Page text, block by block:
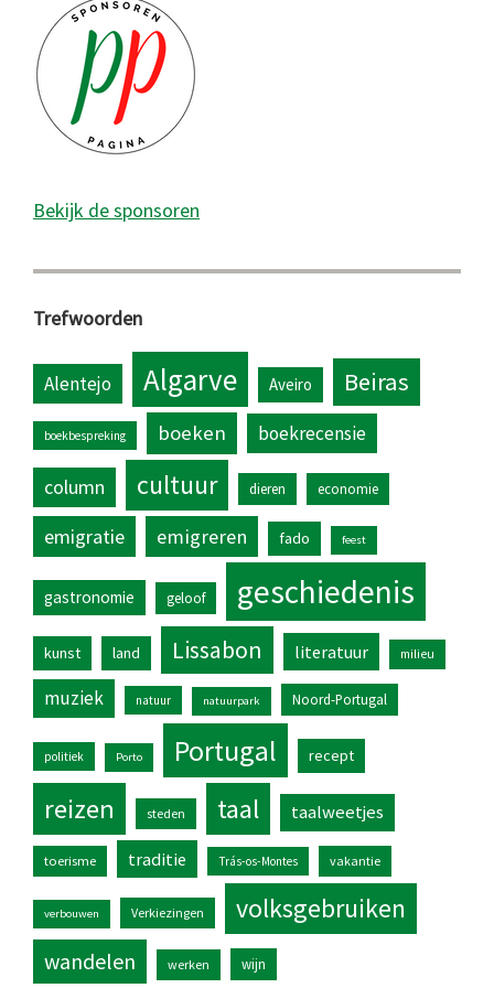
Bekijk de sponsoren
Trefwoorden
Alentejo Algarve Aveiro Beiras
boekbespreking boeken boekrecensie
column cultuur dieren economie
emigratie emigreren fado feest
gastronomie geloof geschiedenis
kunst land Lissabon literatuur milieu
muziek natuur natuurpark Noord-Portugal
politiek Porto Portugal recept
reizen steden taal taalweetjes
toerisme traditie Trás-os-Montes vakantie
verbouwen Verkiezingen volksgebruiken
wandelen werken wijn